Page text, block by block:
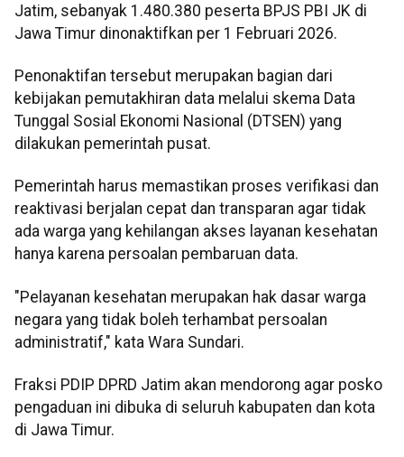
Jatim, sebanyak 1.480.380 peserta BPJS PBI JK di
Jawa Timur dinonaktifkan per 1 Februari 2026.
Penonaktifan tersebut merupakan bagian dari
kebijakan pemutakhiran data melalui skema Data
Tunggal Sosial Ekonomi Nasional (DTSEN) yang
dilakukan pemerintah pusat.
Pemerintah harus memastikan proses verifikasi dan
reaktivasi berjalan cepat dan transparan agar tidak
ada warga yang kehilangan akses layanan kesehatan
hanya karena persoalan pembaruan data.
"Pelayanan kesehatan merupakan hak dasar warga
negara yang tidak boleh terhambat persoalan
administratif," kata Wara Sundari.
Fraksi PDIP DPRD Jatim akan mendorong agar posko
pengaduan ini dibuka di seluruh kabupaten dan kota
di Jawa Timur.